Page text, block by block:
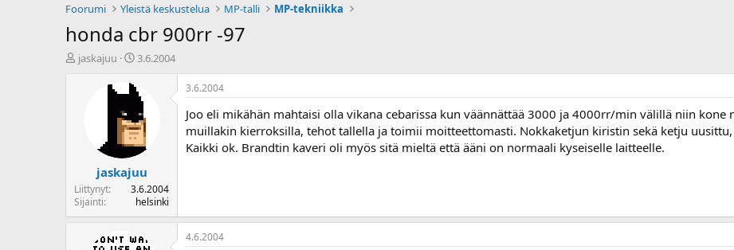
Foorumi
Yleistä keskustelua MP-talli MP-tekniikka
honda cbr 900rr -97
K
u
n
a
jaskajuu
A
t
u
s
p
ä
v
ä
3.6.2004
jaskajuu
Liittynyt
3.6.2004
Sijainti
helsinki
3.6.2004
Joo eli mikähän mahtaisi olla vikana cebarissa kun väännättää 3000 ja 4000rr/min välillä niin
muillakin kierroksilla, tehot tallella ja toimii moitteettomasti. Nokkaketjun kiristin sekä ketju
Kaikki ok. Brandtin kaveri oli myös sitä mieltä että ääni on normaali kyseiselle laitteelle.
4.6.2004